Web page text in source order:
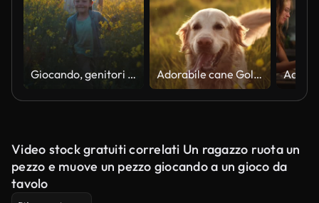
Giocando, genitori e bambino in campo di fiori in campagna con cielo al tramonto, libertà o legame. Avventura in famiglia in fattoria con mamma, papà e ragazzo felici camminano nella natura insieme con sorriso, amore e divertimento. Adorabile cane Golden Retriever che cammina su un campo al tramonto
Video stock gratuiti correlati Un ragazzo ruota un
pezzo e muove un pezzo giocando a un gioco da
tavolo